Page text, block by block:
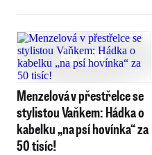
Menzelová v přestřelce se
stylistou Vaňkem: Hádka o
kabelku „na psí hovínka“ za
50 tisíc!